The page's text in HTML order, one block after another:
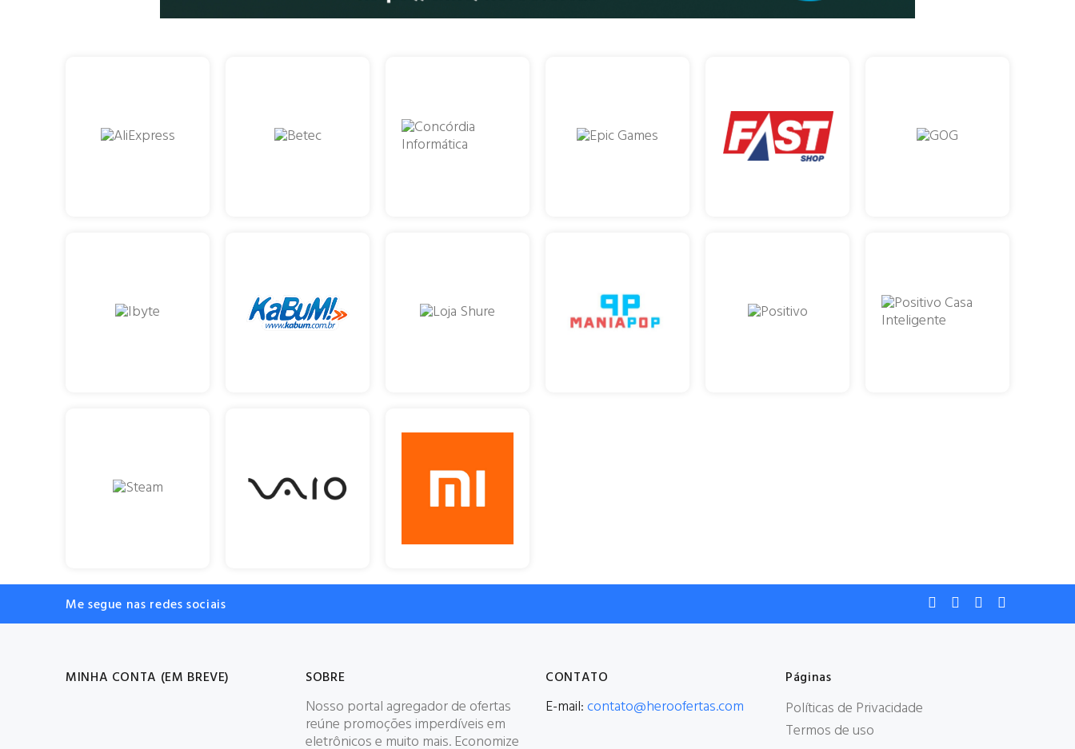
Me segue nas redes sociais
MINHA CONTA (EM BREVE) SOBRE
Nosso portal agregador de ofertas
reúne promoções imperdíveis em
eletrônicos e muito mais. Economize
CONTATO
E-mail:contato@heroofertas.com
Páginas
Políticas de Privacidade
Termos de uso